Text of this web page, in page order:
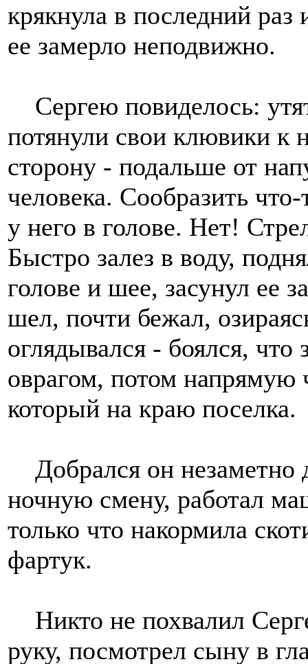
крякнула в последний раз
ее замерло неподвижно.
Сергею повиделось:
потянули свои клювики к
сторону - подальше от
человека. Сообразить
у него в голове. Нет!
Быстро залез в воду,
голове и шее, засунул ее
шел, почти бежал,
оглядывался - боялся, что
оврагом, потом напрямую
который на краю поселка.
Добрался он незаметно
ночную смену, работал
только что накормила
фартук.
Никто не похвалил
руку, посмотрел сыну в